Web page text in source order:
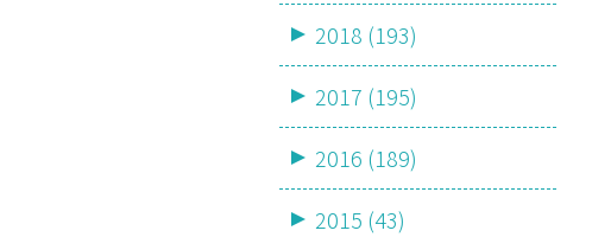
2018 (193)
2017 (195)
2016 (189)
2015 (43)